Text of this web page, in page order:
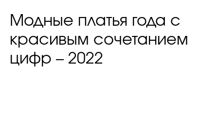
Модные платья года с
красивым сочетанием
цифр – 2022